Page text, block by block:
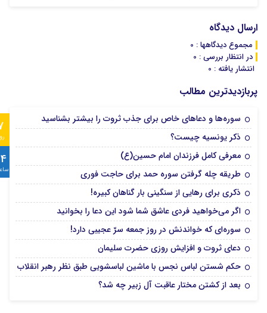
ارسال دیدگاه
مجموع دیدگاهها : 0
در انتظار بررسی : 0
انتشار یافته : 0
پربازدیدترین مطالب
سوره‌ها و دعاهای خاص برای جذب ثروت را بیشتر بشناسید
ذکر یونسیه چیست؟
معرفی کامل فرزندان امام حسین(ع)
طریقه چله گرفتن سوره حمد برای حاجت فوری
ذکری برای رهایی از سنگینی بار گناهان کبیره!
اگر می‌خواهید فردی عاشق شما شود این دعا را بخوانید
سوره‌ای که خواندنش در روز جمعه سرّ عجیبی دارد!
دعای ثروت و افزایش روزی حضرت سلیمان
حکم شستن لباس نجس با ماشین لباسشویی طبق نظر رهبر انقلاب
بعد از کشتن مختار عاقبت آل زبیر چه شد؟